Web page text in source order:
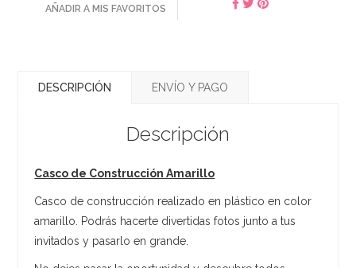
AÑADIR A MIS FAVORITOS
DESCRIPCIÓN ENVÍO Y PAGO
Descripción
Casco de Construcción Amarillo
Casco de construcción realizado en plástico en color
amarillo. Podrás hacerte divertidas fotos junto a tus
invitados y pasarlo en grande.